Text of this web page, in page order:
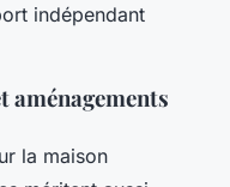
indépendant
aménagements
la maison